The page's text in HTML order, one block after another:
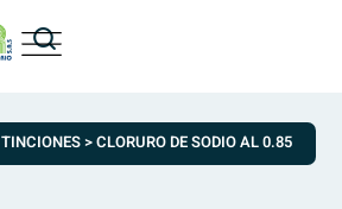
TINCIONES>CLORURO DE SODIO AL 0.85